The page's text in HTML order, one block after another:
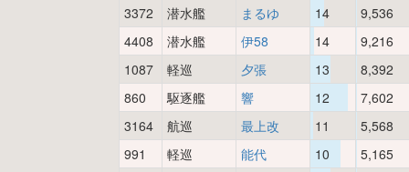
3372
潜水艦 まるゆ 14
9,536
4408
潜水艦 伊58 14
9,216
1087
軽巡 夕張 13
8,392
860
駆逐艦 響 12
7,602
3164
航巡 最上改 11
5,568
991
軽巡 能代 10
5,165